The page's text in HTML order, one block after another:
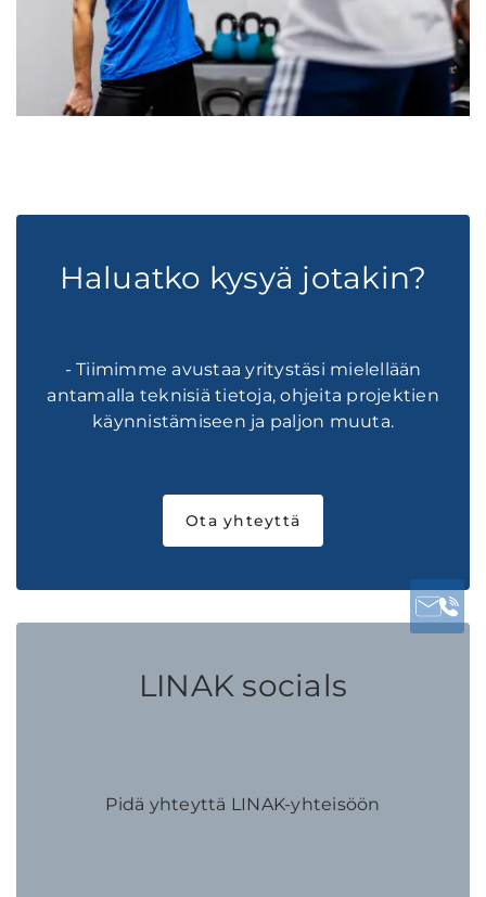
Haluatko kysyä jotakin?
- Tiimimme avustaa yritystäsi mielellään
antamalla teknisiä tietoja, ohjeita projektien
käynnistämiseen ja paljon muuta.
Ota yhteyttä
LINAK socials
Pidä yhteyttä LINAK-yhteisöön